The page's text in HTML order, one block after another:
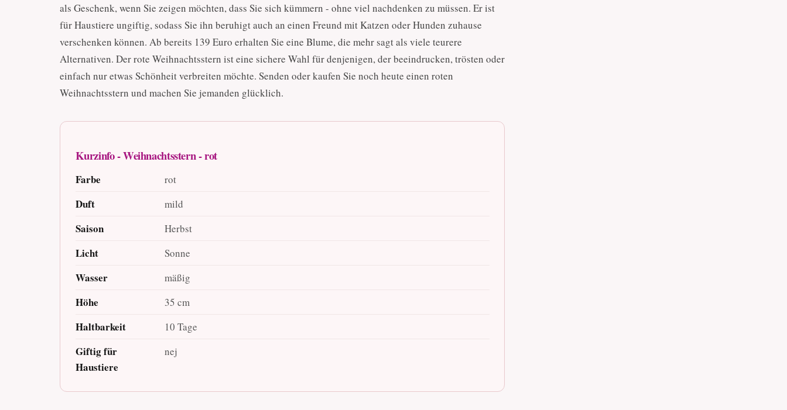
als Geschenk, wenn Sie zeigen möchten, dass Sie sich kümmern - ohne viel nachdenken zu müssen. Er ist
für Haustiere ungiftig, sodass Sie ihn beruhigt auch an einen Freund mit Katzen oder Hunden zuhause
verschenken können. Ab bereits 139 Euro erhalten Sie eine Blume, die mehr sagt als viele teurere
Alternativen. Der rote Weihnachtsstern ist eine sichere Wahl für denjenigen, der beeindrucken, trösten oder
einfach nur etwas Schönheit verbreiten möchte. Senden oder kaufen Sie noch heute einen roten
Weihnachtsstern und machen Sie jemanden glücklich.
Kurzinfo - Weihnachtsstern - rot
Farbe rot
Duft mild
Saison Herbst
Licht Sonne
Wasser mäßig
Höhe 35 cm
Haltbarkeit 10 Tage
Giftig für
Haustiere
nej